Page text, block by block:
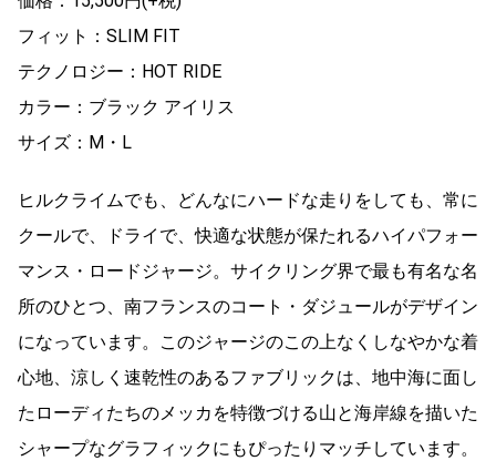
フィット：SLIM FIT
テクノロジー：HOT RIDE
カラー：ブラック アイリス
サイズ：M・L
ヒルクライムでも、どんなにハードな走りをしても、常に
クールで、ドライで、快適な状態が保たれるハイパフォー
マンス・ロードジャージ。サイクリング界で最も有名な名
所のひとつ、南フランスのコート・ダジュールがデザイン
になっています。このジャージのこの上なくしなやかな着
心地、涼しく速乾性のあるファブリックは、地中海に面し
たローディたちのメッカを特徴づける山と海岸線を描いた
シャープなグラフィックにもぴったりマッチしています。